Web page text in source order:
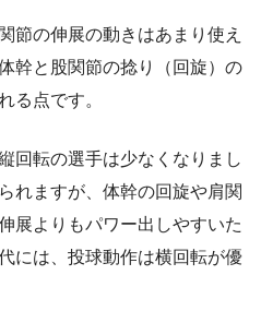
節の伸展の動きはあまり使え
幹と股関節の捻り（回旋）の
る点です。
回転の選手は少なくなりまし
れますが、体幹の回旋や肩関
展よりもパワー出しやすいた
には、投球動作は横回転が優